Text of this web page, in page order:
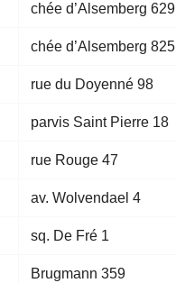
chée d’Alsemberg 629
chée d’Alsemberg 825
rue du Doyenné 98
parvis Saint Pierre 18
rue Rouge 47
av. Wolvendael 4
sq. De Fré 1
Brugmann 359